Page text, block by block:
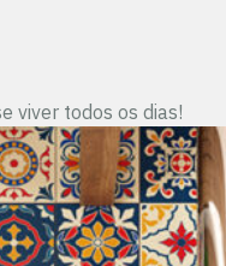
viver todos os dias!